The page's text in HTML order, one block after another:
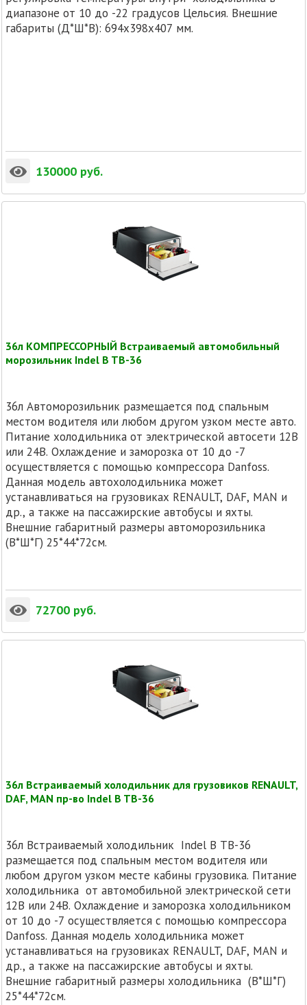
диапазоне от 10 до -22 градусов Цельсия. Внешние
габариты (Д*Ш*В): 694х398х407 мм.
130000 руб.
36л КОМПРЕССОРНЫЙ Встраиваемый автомобильный
морозильник Indel B TB-36
36л Автоморозильник размещается под спальным
местом водителя или любом другом узком месте авто.
Питание холодильника от электрической автосети 12В
или 24В. Охлаждение и заморозка от 10 до -7
осуществляется с помощью компрессора Danfoss.
Данная модель автохолодильника может
устанавливаться на грузовиках RENAULT, DAF, MAN и
др., а также на пассажирские автобусы и яхты.
Внешние габаритный размеры автоморозильника
(В*Ш*Г) 25*44*72см.
72700 руб.
36л Встраиваемый холодильник для грузовиков RENAULT,
DAF, MAN пр-во Indel B TB-36
36л Встраиваемый холодильник Indel B TB-36
размещается под спальным местом водителя или
любом другом узком месте кабины грузовика. Питание
холодильника от автомобильной электрической сети
12В или 24В. Охлаждение и заморозка холодильником
от 10 до -7 осуществляется с помощью компрессора
Danfoss. Данная модель холодильника может
устанавливаться на грузовиках RENAULT, DAF, MAN и
др., а также на пассажирские автобусы и яхты.
Внешние габаритный размеры холодильника (В*Ш*Г)
25*44*72см.